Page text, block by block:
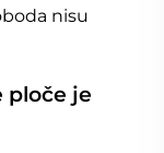
nisu
ploče je